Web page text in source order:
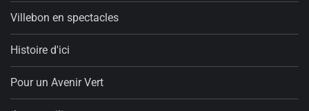
Villebon en spectacles
Histoire d'ici
Pour un Avenir Vert